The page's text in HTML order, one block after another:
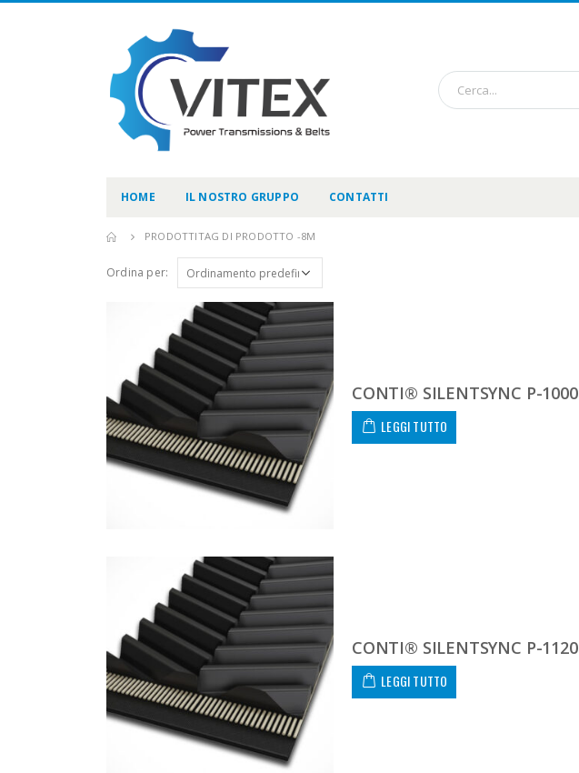
HOME IL NOSTRO GRUPPO CONTATTI
PRODOTTITAG DI PRODOTTO -8M
Ordina per:
CONTI® SILENTSYNC P-1000
LEGGI TUTTO
CONTI® SILENTSYNC P-1120
LEGGI TUTTO